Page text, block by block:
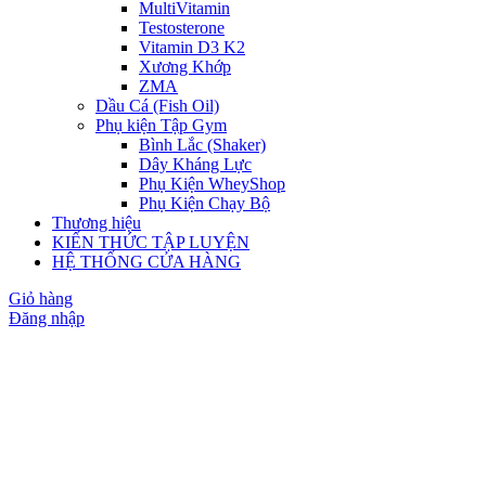
MultiVitamin
Testosterone
Vitamin D3 K2
Xương Khớp
ZMA
Dầu Cá (Fish Oil)
Phụ kiện Tập Gym
Bình Lắc (Shaker)
Dây Kháng Lực
Phụ Kiện WheyShop
Phụ Kiện Chạy Bộ
Thương hiệu
KIẾN THỨC TẬP LUYỆN
HỆ THỐNG CỬA HÀNG
Giỏ hàng
Đăng nhập